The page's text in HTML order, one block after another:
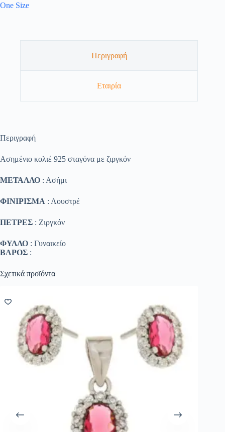
One Size
Περιγραφή
Εταιρία
Περιγραφή
Ασημένιο κολιέ 925 σταγόνα με ζιργκόν
ΜΕΤΑΛΛΟ : Ασήμι
ΦΙΝΙΡΙΣΜΑ : Λουστρέ
ΠΕΤΡΕΣ : Ζιργκόν
ΦΥΛΛΟ : Γυναικείο
ΒΑΡΟΣ :
Σχετικά προϊόντα